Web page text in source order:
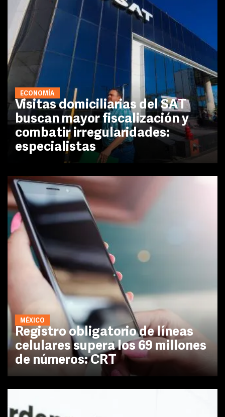
ECONOMÍA
Visitas domiciliarias del SAT
buscan mayor fiscalización y
combatir irregularidades:
especialistas
MÉXICO
Registro obligatorio de líneas
celulares supera los 69 millones
de números: CRT